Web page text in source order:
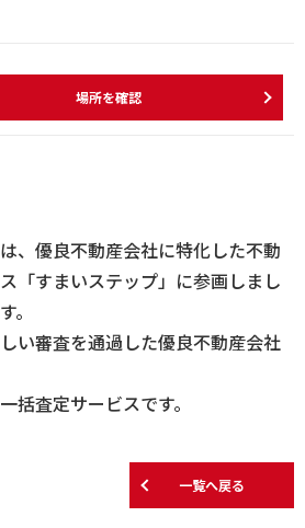
場所を確認
、優良不動産会社に特化した不動
「すまいステップ」に参画しまし
。
い審査を通過した優良不動産会社
括査定サービスです。
一覧へ戻る